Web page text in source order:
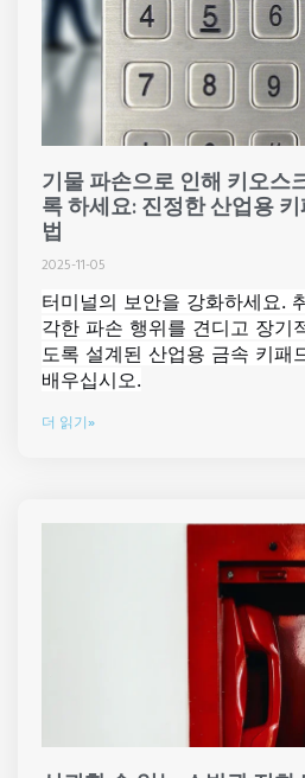
기물 파손으로 인해 키오스
록 하세요: 진정한 산업용
법
2025-11-05
터미널의 보안을 강화하세요.
각한 파손 행위를 견디고 장기
도록 설계된 산업용 금속 키패
배우십시오.
더 읽기»